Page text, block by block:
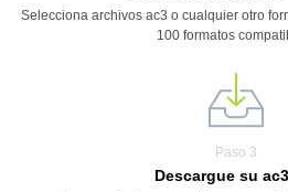
Selecciona archivos ac3 o cualquier otro
100 formatos
Paso 3
Descargue su